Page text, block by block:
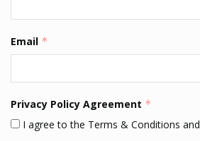
Email *
Privacy Policy Agreement *
I agree to the Terms & Conditions and